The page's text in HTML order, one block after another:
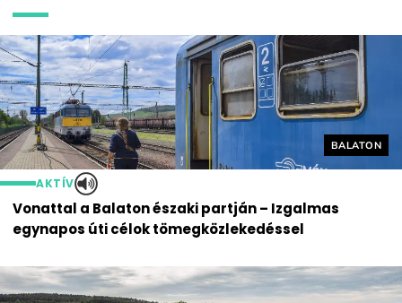
Helyszín
BALATON
AKTÍV
Vonattal a Balaton északi partján – Izgalmas
egynapos úti célok tömegközlekedéssel